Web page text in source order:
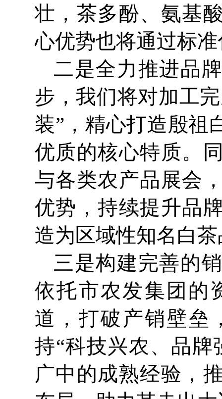
壮，茶多酚、氨基
心优势也将通过标
二是全力推进品
步，我们将对加工
装”，精心打造殷祖
优质的核心特质。
与各类农产品展会
优势，持续提升品
造为区域性知名白
三是构建完善的
依托市农发集团的
道，打破产销壁垒
持“科技兴农、品
广中的成熟经验，